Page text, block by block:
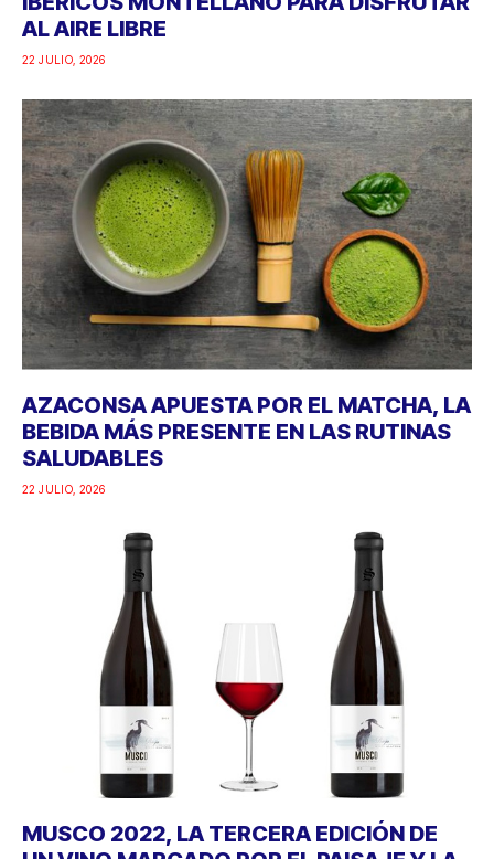
AL AIRE LIBRE
22 JULIO, 2026
AZACONSA APUESTA POR EL MATCHA, LA
BEBIDA MÁS PRESENTE EN LAS RUTINAS
SALUDABLES
22 JULIO, 2026
MUSCO 2022, LA TERCERA EDICIÓN DE